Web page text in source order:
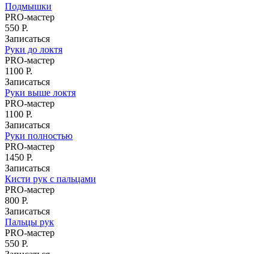
Уход за кожей лица на аппарате Affinity
Ногтевой сервис
Маникюр
Аппаратный маникюр
Педикюр
Подмышки
PRO-мастер
550 Р.
Записаться
Руки до локтя
PRO-мастер
1100 Р.
Записаться
Руки выше локтя
PRO-мастер
1100 Р.
Записаться
Руки полностью
PRO-мастер
1450 Р.
Записаться
Кисти рук с пальцами
PRO-мастер
800 Р.
Записаться
Пальцы рук
PRO-мастер
550 Р.